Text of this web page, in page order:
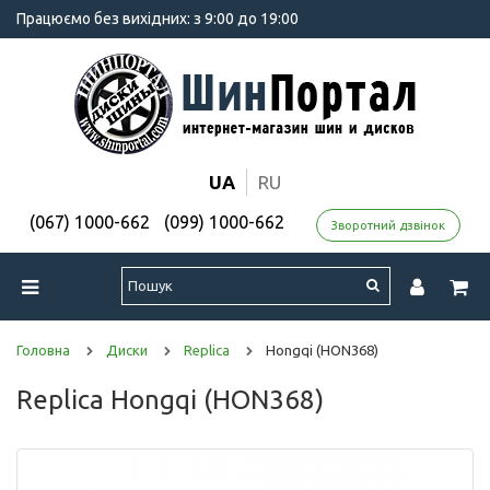
Працюємо без вихідних: з 9:00 до 19:00
UA RU
(067) 1000-662 (099) 1000-662 Зворотний дзвінок
Головна Диски Replica Hongqi (HON368)
Replica Hongqi (HON368)